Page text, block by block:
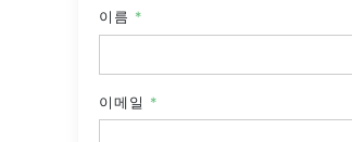
이름 *
이메일 *